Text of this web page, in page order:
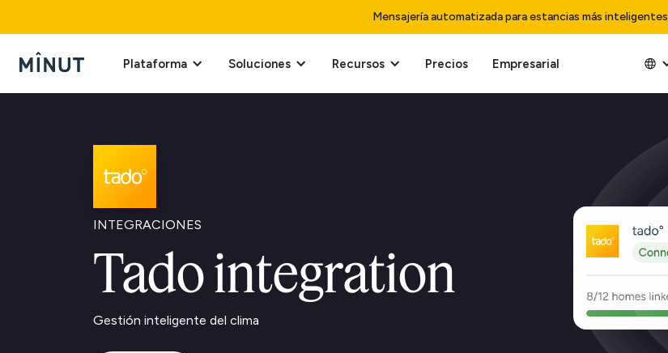
Mensajería automatizada para estancias más inteligentes
Plataforma Soluciones Recursos Precios Empresarial
INTEGRACIONES
Tado integration
Gestión inteligente del clima